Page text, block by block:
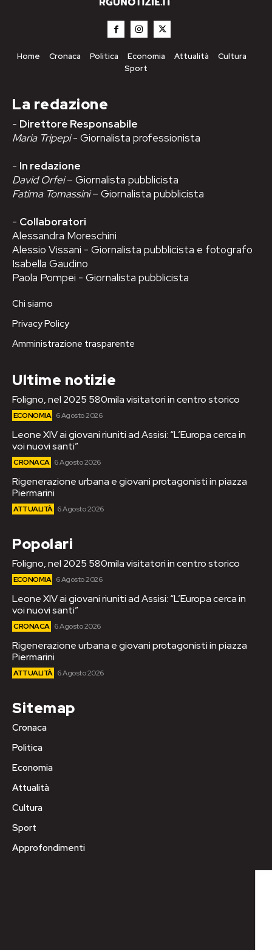
Home Cronaca Politica Economia Attualità
Cultura
Sport
La redazione
- Direttore Responsabile
Maria Tripepi- Giornalista professionista
- In redazione
David Orfei– Giornalista pubblicista
Fatima Tomassini– Giornalista pubblicista
- Collaboratori
Alessandra Moreschini
Alessio Vissani - Giornalista pubblicista e fotografo
Isabella Gaudino
Paola Pompei - Giornalista pubblicista
Chi siamo
Privacy Policy
Amministrazione trasparente
Ultime notizie
Foligno, nel 2025 580mila visitatori in centro storico
ECONOMIA 6 Agosto 2026
Leone XIV ai giovani riuniti ad Assisi: “L’Europa cerca in
voi nuovi santi”
CRONACA 6 Agosto 2026
Rigenerazione urbana e giovani protagonisti in piazza
Piermarini
ATTUALITÀ 6 Agosto 2026
Popolari
Foligno, nel 2025 580mila visitatori in centro storico
ECONOMIA 6 Agosto 2026
Leone XIV ai giovani riuniti ad Assisi: “L’Europa cerca in
voi nuovi santi”
CRONACA 6 Agosto 2026
Rigenerazione urbana e giovani protagonisti in piazza
Piermarini
ATTUALITÀ 6 Agosto 2026
Sitemap
Cronaca
Politica
Economia
Attualità
Cultura
Sport
Approfondimenti